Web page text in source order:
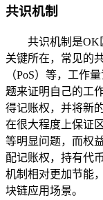
共识机制
共识机制是OK
关键所在，常见的
（PoS）等，工作
题来证明自己的工
得记账权，并将新
在很大程度上保证
等明显问题，而权
配记账权，持有代
机制相对更加节能
块链应用场景。